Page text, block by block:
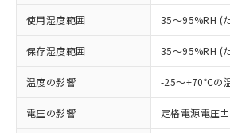
使用湿度範囲 35～95%RH (
保存湿度範囲 35～95%RH (
温度の影響 -25～+70℃の
電圧の影響 定格電源電圧
本サービスは、当社制御
商品の当社在庫状況およ
(税抜)を提供させていただ
当社制御機器事業取扱商
本サービスの対象外とな
ことをご了承ください。
定はありません。
調査・確認中：EU RoHS指令
非含有の対応状況を調査中ま
商品です。
非該当品：ライセンス料など
害物質有無と関係のない商品で
いたものが、含有品と判明し
※1 中国RoHS○×表
「○」：最大均質材料含有率
基準値以下であることを示しま
「×」：最大均質材料含有率
基準値を超えていることを示し